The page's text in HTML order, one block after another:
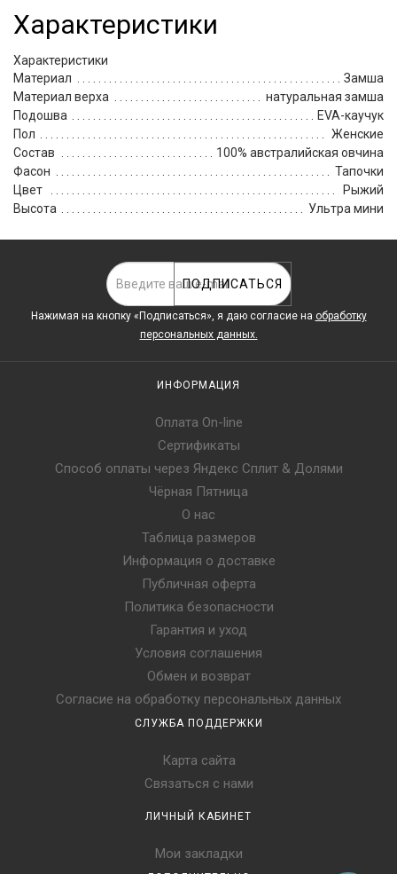
Характеристики
Характеристики
Материал
Замша
Материал верха
натуральная замша
Подошва
EVA-каучук
Пол
Женские
Состав
100% австралийская овчина
Фасон
Тапочки
Цвет
Рыжий
Высота
Ультра мини
ПОДПИСАТЬСЯ
Нажимая на кнопку «Подписаться», я даю cогласие на обработку
персональных данных.
ИНФОРМАЦИЯ
Оплата On-line
Сертификаты
Способ оплаты через Яндекс Сплит & Долями
Чёрная Пятница
О нас
Таблица размеров
Информация о доставке
Публичная оферта
Политика безопасности
Гарантия и уход
Условия соглашения
Обмен и возврат
Согласие на обработку персональных данных
СЛУЖБА ПОДДЕРЖКИ
Карта сайта
Связаться с нами
ЛИЧНЫЙ КАБИНЕТ
Мои закладки